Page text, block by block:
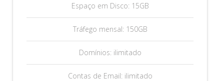
Espaço em Disco: 15GB
Tráfego mensal: 150GB
Domínios: ilimitado
Contas de Email: ilimitado